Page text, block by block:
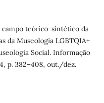
campo teórico-sintético da
da Museologia LGBTQIA+
Social. Informação
p. 382–408, out./dez.